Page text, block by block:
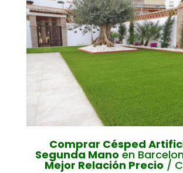
Comprar Césped
Segunda Mano en
Mejor Relación Precio /